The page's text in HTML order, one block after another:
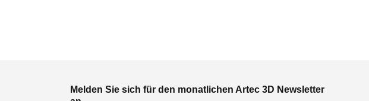
Melden Sie sich für den monatlichen Artec 3D Newsletter